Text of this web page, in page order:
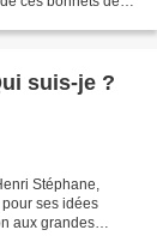
suis-je ?
Stéphane,
ses idées
aux grandes